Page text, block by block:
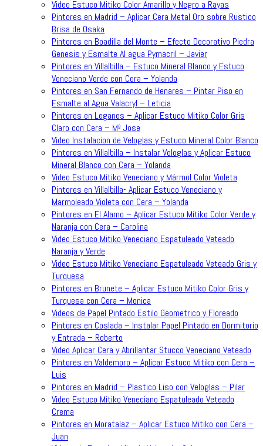
Video Estuco Mitiko Color Amarillo y Negro a Rayas
Pintores en Madrid – Aplicar Cera Metal Oro sobre Rustico
Brisa de Osaka
Pintores en Boadilla del Monte – Efecto Decorativo Piedra
Genesis y Esmalte Al agua Pymacril – Javier
Pintores en Villalbilla – Estuco Mineral Blanco y Estuco
Veneciano Verde con Cera – Yolanda
Pintores en San Fernando de Henares – Pintar Piso en
Esmalte al Agua Valacryl – Leticia
Pintores en Leganes – Aplicar Estuco Mitiko Color Gris
Claro con Cera – Mª Jose
Video Instalacion de Veloglas y Estuco Mineral Color Blanco
Pintores en Villalbilla – Instalar Veloglas y Aplicar Estuco
Mineral Blanco con Cera – Yolanda
Video Estuco Mitiko Veneciano y Mármol Color Violeta
Pintores en Villalbilla- Aplicar Estuco Veneciano y
Marmoleado Violeta con Cera – Yolanda
Pintores en El Alamo – Aplicar Estuco Mitiko Color Verde y
Naranja con Cera – Carolina
Video Estuco Mitiko Veneciano Espatuleado Veteado
Naranja y Verde
Video Estuco Mitiko Veneciano Espatuleado Veteado Gris y
Turquesa
Pintores en Brunete – Aplicar Estuco Mitiko Color Gris y
Turquesa con Cera – Monica
Videos de Papel Pintado Estilo Geometrico y Floreado
Pintores en Coslada – Instalar Papel Pintado en Dormitorio
y Entrada – Roberto
Video Aplicar Cera y Abrillantar Stucco Veneciano Veteado
Pintores en Valdemoro – Aplicar Estuco Mitiko con Cera –
Luis
Pintores en Madrid – Plastico Liso con Veloglas – Pilar
Video Estuco Mitiko Veneciano Espatuleado Veteado
Crema
Pintores en Moratalaz – Aplicar Estuco Mitiko con Cera –
Juan